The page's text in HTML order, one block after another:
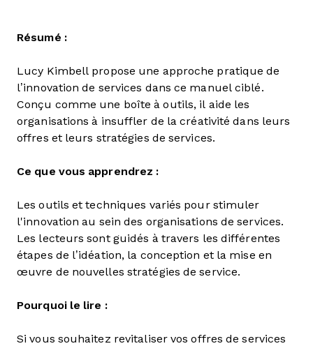
Résumé :
Lucy Kimbell propose une approche pratique de
l’innovation de services dans ce manuel ciblé.
Conçu comme une boîte à outils, il aide les
organisations à insuffler de la créativité dans leurs
offres et leurs stratégies de services.
Ce que vous apprendrez :
Les outils et techniques variés pour stimuler
l'innovation au sein des organisations de services.
Les lecteurs sont guidés à travers les différentes
étapes de l’idéation, la conception et la mise en
œuvre de nouvelles stratégies de service.
Pourquoi le lire :
Si vous souhaitez revitaliser vos offres de services